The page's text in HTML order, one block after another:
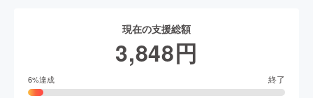
現在の支援総額
3,848円
6%達成 終了